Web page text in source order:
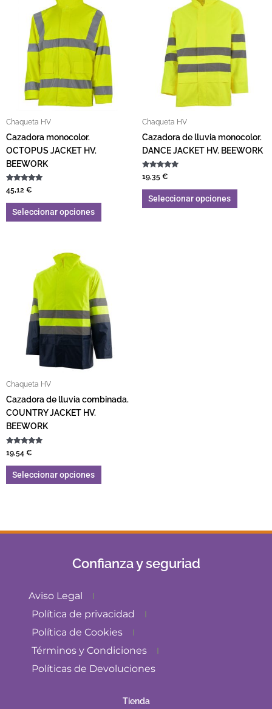
Chaqueta HV
Cazadora monocolor.
OCTOPUS JACKET HV.
BEEWORK
Valorado con
5.00
de 5
45,12 €
Seleccionar opciones
Chaqueta HV
Cazadora de lluvia monocolor.
DANCE JACKET HV. BEEWORK
Valorado con
5.00
de 5
19,35 €
Seleccionar opciones
Chaqueta HV
Cazadora de lluvia combinada.
COUNTRY JACKET HV.
BEEWORK
Valorado con
5.00
de 5
19,54 €
Seleccionar opciones
Confianza y seguriad
Aviso Legal
Política de privacidad
Política de Cookies
Términos y Condiciones
Políticas de Devoluciones
Tienda